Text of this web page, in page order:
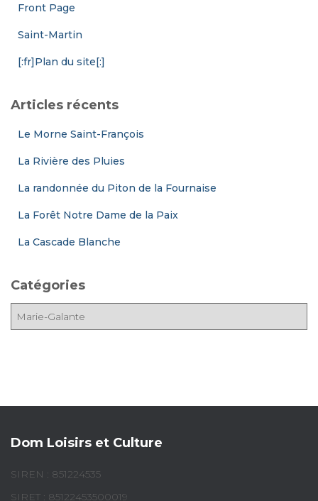
Front Page
Saint-Martin
[:fr]Plan du site[:]
Articles récents
Le Morne Saint-François
La Rivière des Pluies
La randonnée du Piton de la Fournaise
La Forêt Notre Dame de la Paix
La Cascade Blanche
Catégories
r
s
Dom Loisirs et Culture
SIREN : 851224535
SIRET : 85122453500019